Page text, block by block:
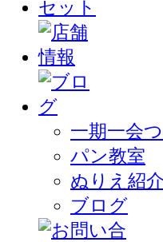
一期一会
パン教室
ぬりえ紹介
ブログ